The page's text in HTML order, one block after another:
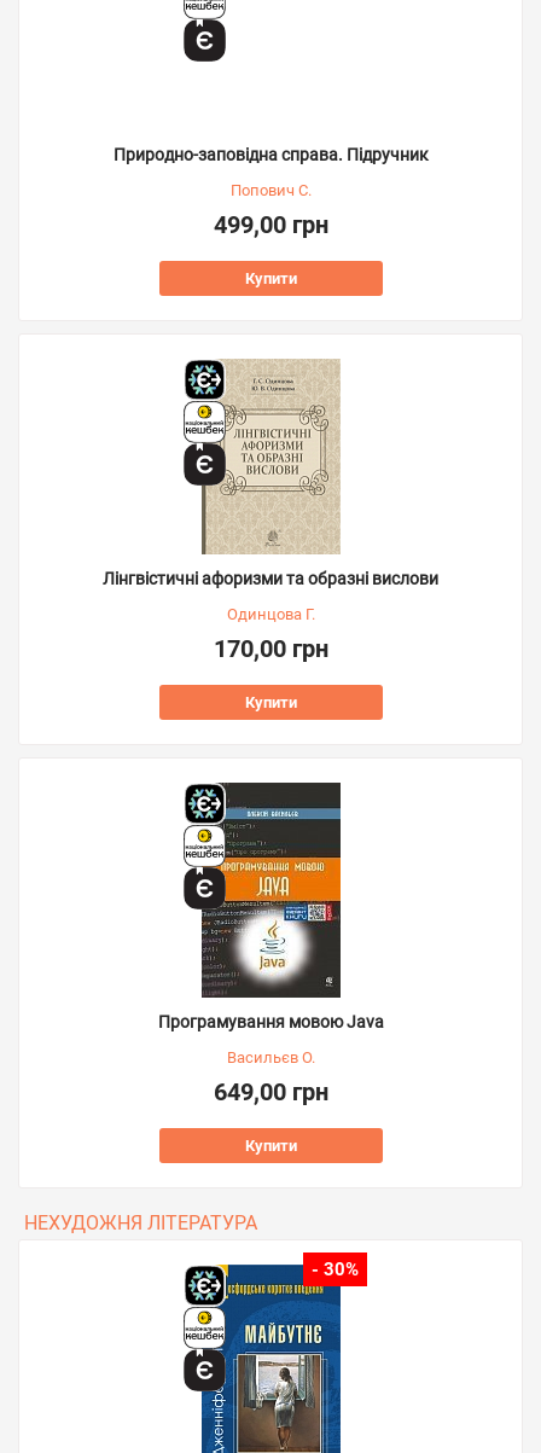
Природно-заповідна справа. Підручник
Попович С.
499,00 грн
Купити
Лінгвістичні афоризми та образні вислови
Одинцова Г.
170,00 грн
Купити
Програмування мовою Java
Васильєв О.
649,00 грн
Купити
НЕХУДОЖНЯ ЛІТЕРАТУРА
- 30%